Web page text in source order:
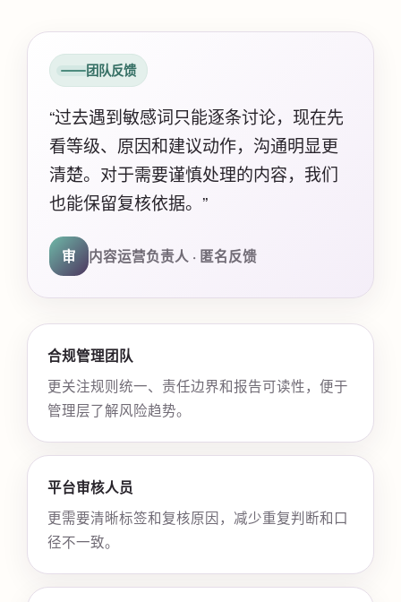
团队反馈
“过去遇到敏感词只能逐条讨论，现在先
看等级、原因和建议动作，沟通明显更
清楚。对于需要谨慎处理的内容，我们
也能保留复核依据。”
审 内容运营负责人 · 匿名反馈
合规管理团队
更关注规则统一、责任边界和报告可读性，便于
管理层了解风险趋势。
平台审核人员
更需要清晰标签和复核原因，减少重复判断和口
径不一致。